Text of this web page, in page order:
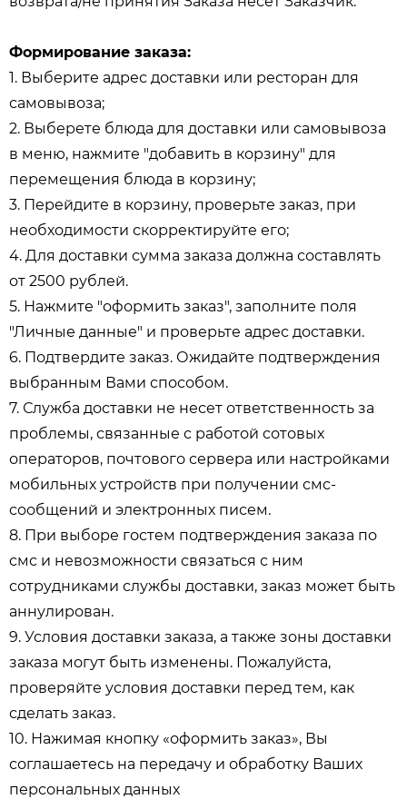
Формирование заказа:
1. Выберите адрес доставки или ресторан для
самовывоза;
2. Выберете блюда для доставки или самовывоза
в меню, нажмите "добавить в корзину" для
перемещения блюда в корзину;
3. Перейдите в корзину, проверьте заказ, при
необходимости скорректируйте его;
4. Для доставки сумма заказа должна составлять
от 2500 рублей.
5. Нажмите "оформить заказ", заполните поля
"Личные данные" и проверьте адрес доставки.
6. Подтвердите заказ. Ожидайте подтверждения
выбранным Вами способом.
7. Служба доставки не несет ответственность за
проблемы, связанные с работой сотовых
операторов, почтового сервера или настройками
мобильных устройств при получении смс-
сообщений и электронных писем.
8. При выборе гостем подтверждения заказа по
смс и невозможности связаться с ним
сотрудниками службы доставки, заказ может быть
аннулирован.
9. Условия доставки заказа, а также зоны доставки
заказа могут быть изменены. Пожалуйста,
проверяйте условия доставки перед тем, как
сделать заказ.
10. Нажимая кнопку «оформить заказ», Вы
соглашаетесь на передачу и обработку Ваших
персональных данных